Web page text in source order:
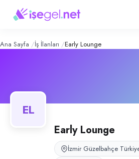
Lounge– Şirket
Konum:
Early Lounge, Güzelbahçe, İzmir
Servis Elemanı
Ana Sayfa İş İlanları Early Lounge
EL
Early Lounge
İzmir Güzelbahçe